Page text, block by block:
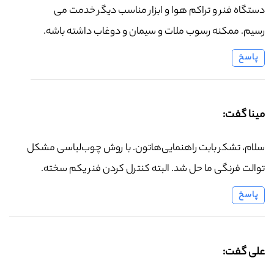
دستگاه فنر و تراکم هوا و ابزار مناسب دیگر خدمت می
رسیم. ممکنه رسوب ملات و سیمان و دوغاب داشته باشه.
پاسخ
مینا گفت:
سلام، تشکر بابت راهنمایی‌هاتون. با روش چوب‌لباسی مشکل
توالت فرنگی ما حل شد. البته کنترل کردن فنر یکم سخته.
پاسخ
علی گفت: